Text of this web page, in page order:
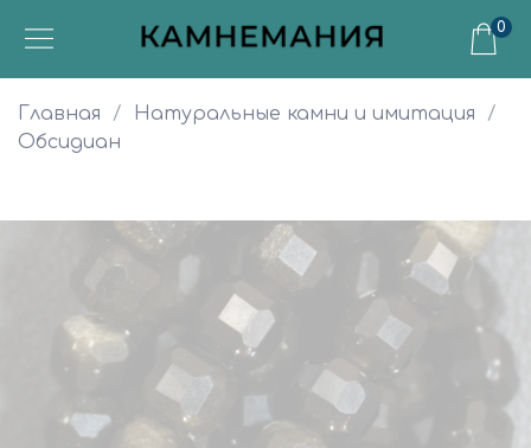
0
Главная
Натуральные камни и имитация
Обсидиан